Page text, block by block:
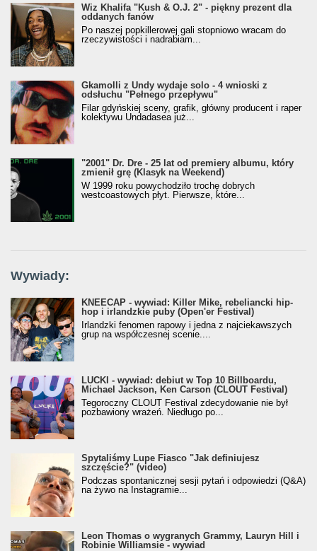
Wiz Khalifa "Kush & O.J. 2" - piękny prezent dla
oddanych fanów
Po naszej popkillerowej gali stopniowo wracam do
rzeczywistości i nadrabiam...
Gkamolli z Undy wydaje solo - 4 wnioski z
odsłuchu "Pełnego przepływu"
Filar gdyńskiej sceny, grafik, główny producent i raper
kolektywu Undadasea już...
"2001" Dr. Dre - 25 lat od premiery albumu, który
zmienił grę (Klasyk na Weekend)
W 1999 roku powychodziło trochę dobrych
westcoastowych płyt. Pierwsze, które...
Wywiady:
KNEECAP - wywiad: Killer Mike, rebeliancki hip-
hop i irlandzkie puby (Open'er Festival)
Irlandzki fenomen rapowy i jedna z najciekawszych
grup na współczesnej scenie....
LUCKI - wywiad: debiut w Top 10 Billboardu,
Michael Jackson, Ken Carson (CLOUT Festival)
Tegoroczny CLOUT Festival zdecydowanie nie był
pozbawiony wrażeń. Niedługo po...
Spytaliśmy Lupe Fiasco "Jak definiujesz
szczęście?" (video)
Podczas spontanicznej sesji pytań i odpowiedzi (Q&A)
na żywo na Instagramie...
Leon Thomas o wygranych Grammy, Lauryn Hill i
Robinie Williamsie - wywiad